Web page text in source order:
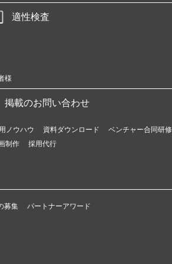
適性検査
様
掲載のお問い合わせ
ノウハウ 資料ダウンロード ベンチャー合同研修
制作
採用代行
募集 パートナーアワード